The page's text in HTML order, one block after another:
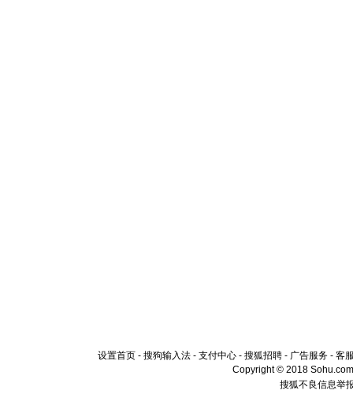
设置首页 - 搜狗输入法 - 支付中心 - 搜狐招聘 - 广告服务 - 客
Copyright © 2018
搜狐不良信息举